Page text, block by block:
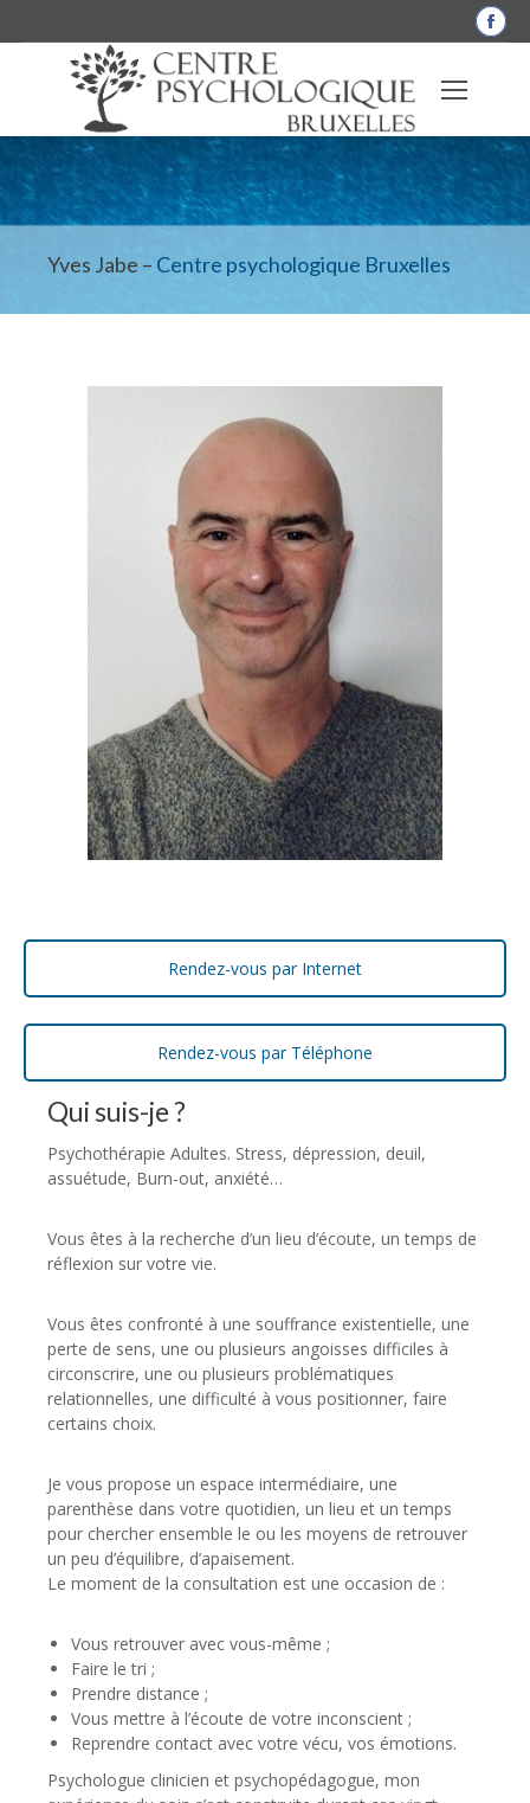
La
une
Yves Jabe – Centre psychologique Bruxelles
Qui suis-je ?
Psychothérapie Adultes. Stress, dépression, deuil,
assuétude, Burn-out, anxiété…
Vous êtes à la recherche d’un lieu d’écoute, un temps de
réflexion sur votre vie.
Vous êtes confronté à une souffrance existentielle, une
perte de sens, une ou plusieurs angoisses difficiles à
circonscrire, une ou plusieurs problématiques
relationnelles, une difficulté à vous positionner, faire
certains choix.
Je vous propose un espace intermédiaire, une
parenthèse dans votre quotidien, un lieu et un temps
pour chercher ensemble le ou les moyens de retrouver
un peu d’équilibre, d’apaisement.
Le moment de la consultation est une occasion de :
Vous retrouver avec vous-même ;
Faire le tri ;
Prendre distance ;
Vous mettre à l’écoute de votre inconscient ;
Reprendre contact avec votre vécu, vos émotions.
Psychologue clinicien et psychopédagogue, mon
Rendez-vous par Internet
Rendez-vous par Téléphone